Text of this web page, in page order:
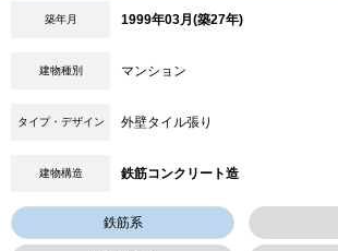
築年月 1999年03月(築27年)
建物種別 マンション
タイプ・デザイン 外壁タイル張り
建物構造 鉄筋コンクリート造
鉄筋系